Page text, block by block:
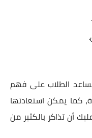
الطلاب على فهم
كما يمكن استعادتها
أن تذاكر بالكثير من